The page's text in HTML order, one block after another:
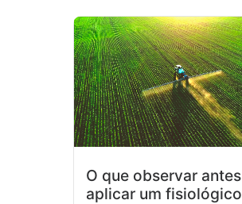
O que observar
aplicar um fisiológico